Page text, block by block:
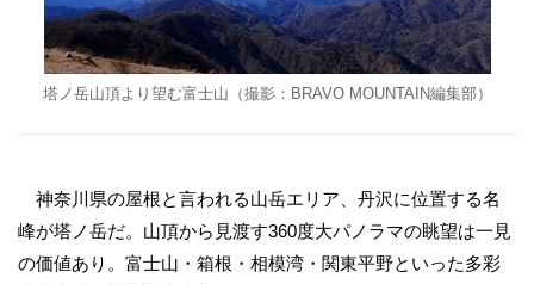
塔ノ岳山頂より望む富士山（撮影：BRAVO MOUNTAIN編集部）
神奈川県の屋根と言われる山岳エリア、丹沢に位置する名
峰が塔ノ岳だ。山頂から見渡す360度大パノラマの眺望は一見
の価値あり。富士山・箱根・相模湾・関東平野といった多彩